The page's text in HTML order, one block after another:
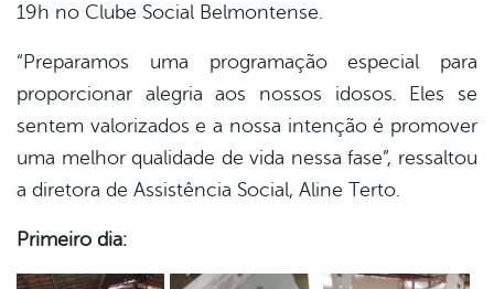
19h no Clube Social Belmontense.
“Preparamos uma programação especial para
proporcionar alegria aos nossos idosos. Eles se
sentem valorizados e a nossa intenção é promover
uma melhor qualidade de vida nessa fase”, ressaltou
a diretora de Assistência Social, Aline Terto.
Primeiro dia: